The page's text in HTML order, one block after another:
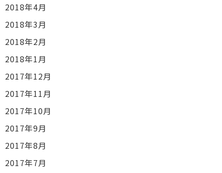
2018年4月
2018年3月
2018年2月
2018年1月
2017年12月
2017年11月
2017年10月
2017年9月
2017年8月
2017年7月